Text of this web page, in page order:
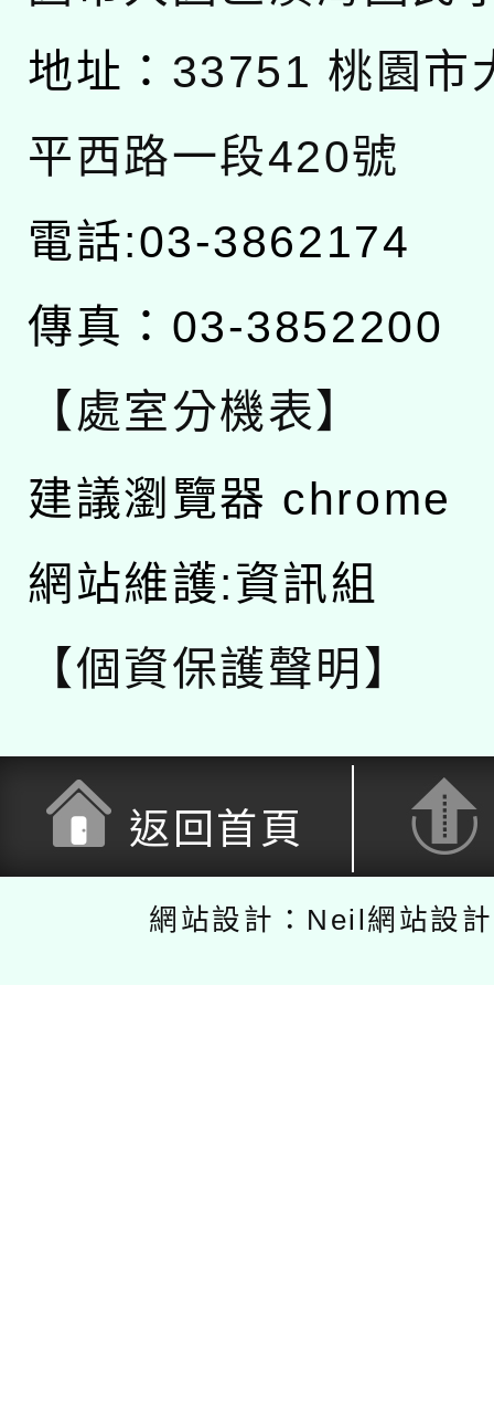
地址： 33751 桃園市
平西路一段420號
電話:03-3862174
傳真：03-3852200
【處室分機表】
建議瀏覽器 chrome
網站維護:資訊組
【個資保護聲明】
返回首頁
網站設計：Neil網站設